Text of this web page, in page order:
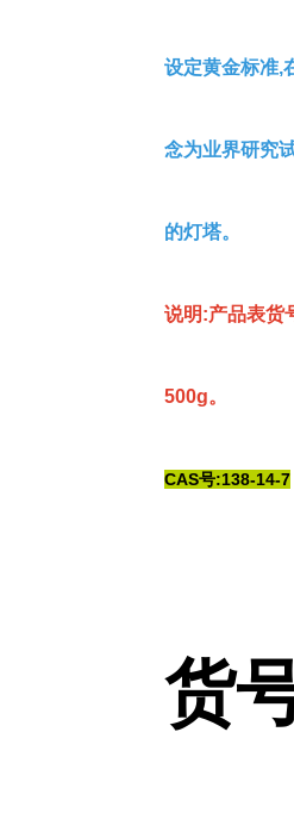
设定黄金标准,
念为业界研究
的灯塔。
说明:产品表货
500g。
CAS号:138-14-7
货